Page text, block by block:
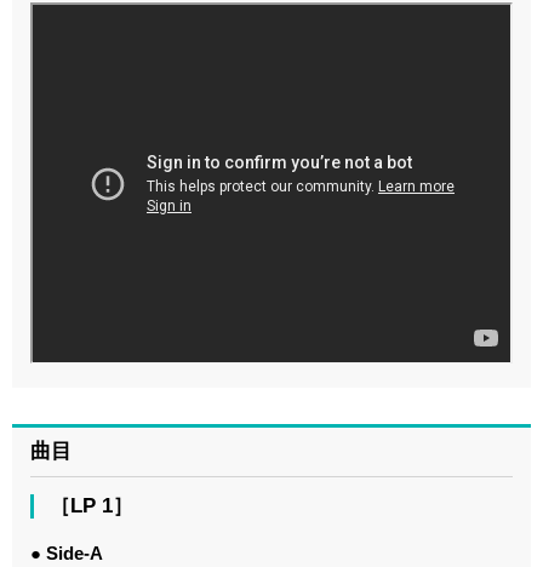
曲目
［LP 1］
● Side-A